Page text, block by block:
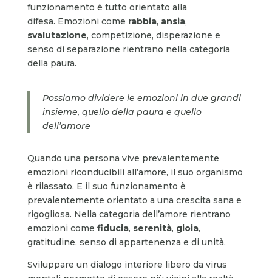
funzionamento è tutto orientato alla
difesa. Emozioni come rabbia, ansia,
svalutazione, competizione, disperazione e
senso di separazione rientrano nella categoria
della paura.
Possiamo dividere le emozioni in due grandi
insieme, quello della paura e quello
dell’amore
Quando una persona vive prevalentemente
emozioni riconducibili all’amore, il suo organismo
è rilassato. E il suo funzionamento è
prevalentemente orientato a una crescita sana e
rigogliosa. Nella categoria dell’amore rientrano
emozioni come fiducia, serenità, gioia,
gratitudine, senso di appartenenza e di unità.
Sviluppare un dialogo interiore libero da virus